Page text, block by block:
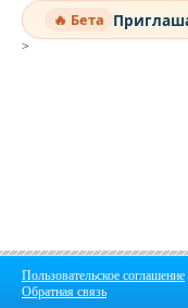
🔥 Бета
>
Пользовательское соглашение
Обратная связь